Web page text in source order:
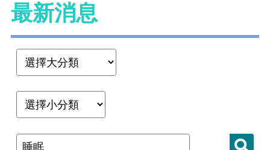
最新消息